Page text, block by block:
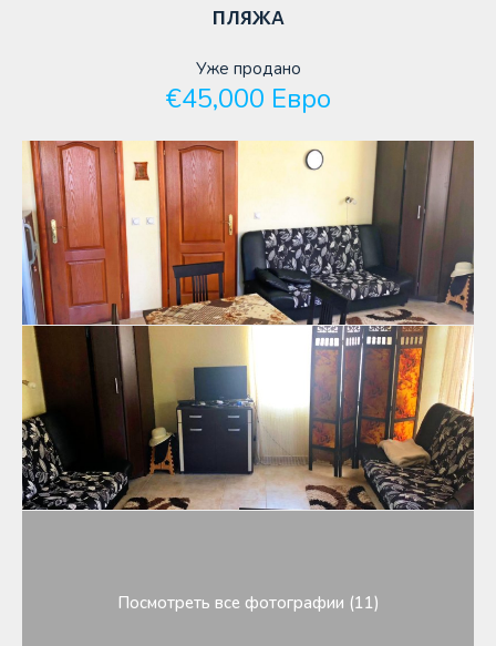
пляжа
Уже продано
€45,000 Евро
Посмотреть все фотографии (11)